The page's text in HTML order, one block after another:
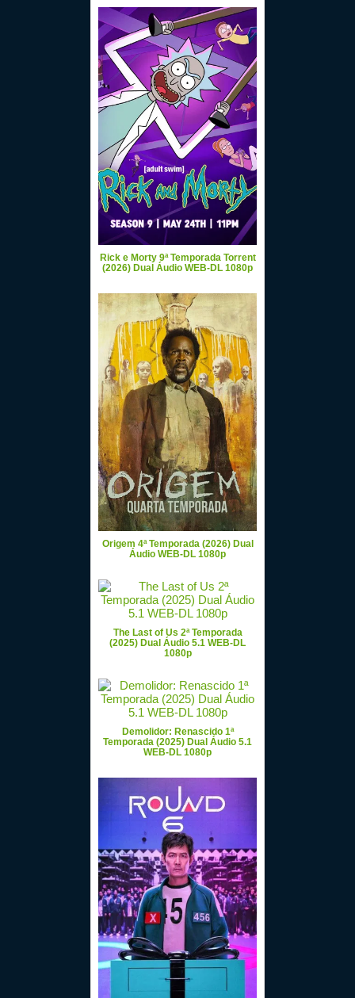
Rick e Morty 9ª Temporada Torrent
(2026) Dual Áudio WEB-DL 1080p
Origem 4ª Temporada (2026) Dual
Áudio WEB-DL 1080p
The Last of Us 2ª Temporada
(2025) Dual Áudio 5.1 WEB-DL
1080p
Demolidor: Renascido 1ª
Temporada (2025) Dual Áudio 5.1
WEB-DL 1080p